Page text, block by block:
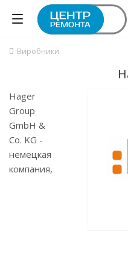
Виробники
Hager
Group
GmbH &
Co. KG -
немецкая
компания,